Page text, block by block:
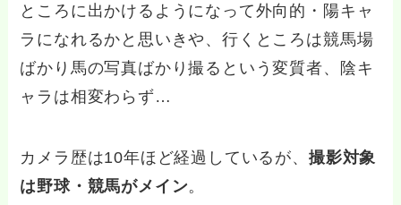
ところに出かけるようになって外向的・陽キャ
ラになれるかと思いきや、行くところは競馬場
ばかり馬の写真ばかり撮るという変質者、陰キ
ャラは相変わらず…
カメラ歴は10年ほど経過しているが、 撮影対象
は野球・競馬がメイン。